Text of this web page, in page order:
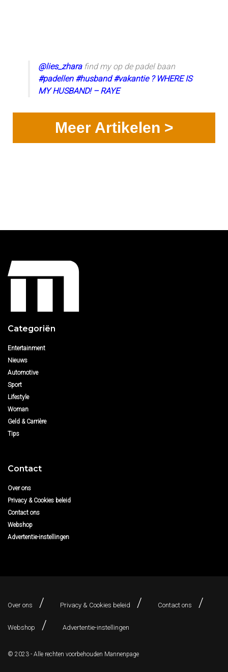
@lies_zharafind my op de padel baan
#padellen #husband #vakantie ? WHERE IS
MY HUSBAND! – RAYE
Meer Artikelen >
Categoriën
Entertainment
Nieuws
Automotive
Sport
Lifestyle
Woman
Geld & Carrière
Tips
Contact
Over ons
Privacy & Cookies beleid
Contact ons
Webshop
Advertentie-instellingen
Over ons Privacy & Cookies beleid Contact ons
Webshop Advertentie-instellingen
© 2023 - Alle rechten voorbehouden Mannenpage